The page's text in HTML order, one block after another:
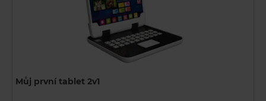
Můj první tablet 2v1